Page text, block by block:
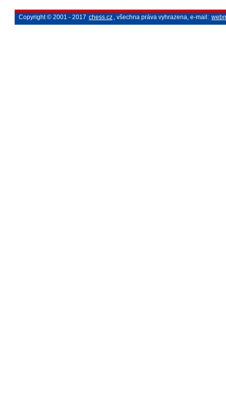
Copyright © 2001 - 2017 chess.cz , všechna práva vyhrazena, e-mail: